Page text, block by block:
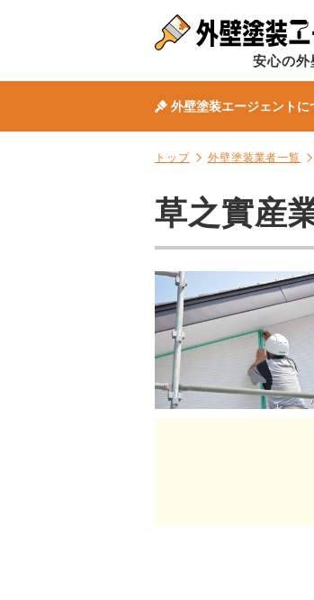
安心の外
外壁塗装エージェントに
トップ 外壁塗装業者一覧
草之實産